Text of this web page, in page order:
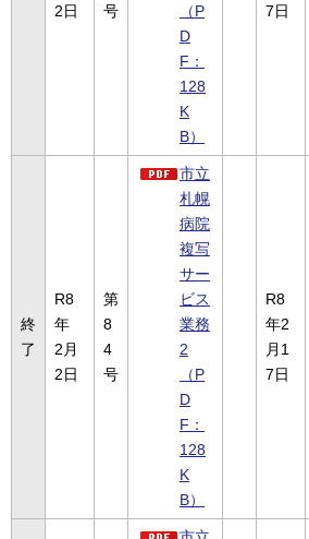
2日
号
（P
D
F：
128
K
B）
7日
終
了
R8
年
2月
2日
第
8
4
号
市立
札幌
病院
複写
サー
ビス
業務
2
（P
D
F：
128
K
B）
R8
年2
月1
7日